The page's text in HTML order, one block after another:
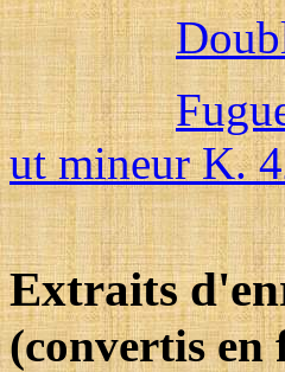
ut mineur K.
Extraits
(convertis